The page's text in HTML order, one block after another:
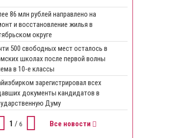
86 млн рублей направлено на
и восстановление жилья в
округе
500 свободных мест осталось в
школах после первой волны
в 10-е классы
зарегистрировал всех
документы кандидатов в
Думу
1 / 6 Все новости